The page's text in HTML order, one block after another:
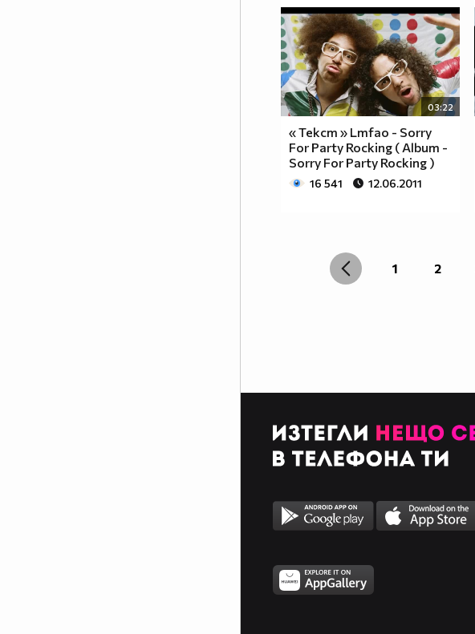
03:22
« Текст » Lmfao - Sorry
For Party Rocking ( Album -
Sorry For Party Rocking )
16 541 12.06.2011
1 2